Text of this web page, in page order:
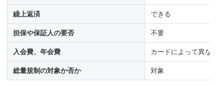
繰上返済 できる
担保や保証人の要否 不要
入会費、年会費 カードによって異な
総量規制の対象か否か 対象